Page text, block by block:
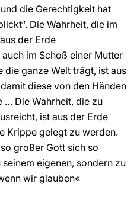
die Gerechtigkeit hat
Die Wahrheit, die im
der Erde
im Schoß einer Mutter
die ganze Welt trägt, ist aus
diese von den Händen
… Die Wahrheit, die zu
ist aus der Erde
Krippe gelegt zu werden.
großer Gott sich so
eigenen, sondern zu
wir glauben«